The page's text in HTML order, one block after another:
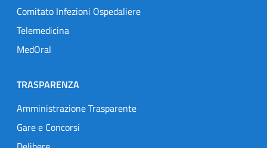
Comitato Infezioni Ospedaliere
Telemedicina
MedOral
TRASPARENZA
Amministrazione Trasparente
Gare e Concorsi